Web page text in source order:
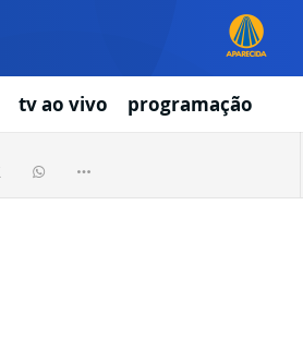
tv ao vivo programação